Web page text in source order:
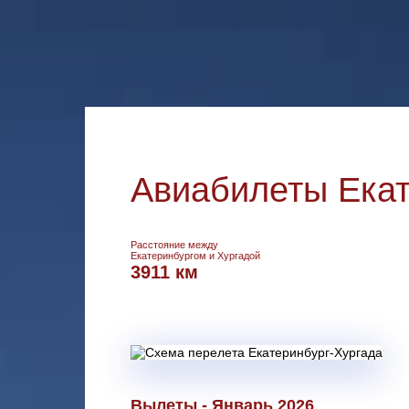
Авиабилеты
Расстояние между
Екатеринбургом и Хургадой
3911 км
Вылеты - Январь 2026